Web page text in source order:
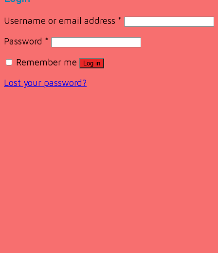
Username or email address *
Password *
Remember me
Log in
Lost your password?